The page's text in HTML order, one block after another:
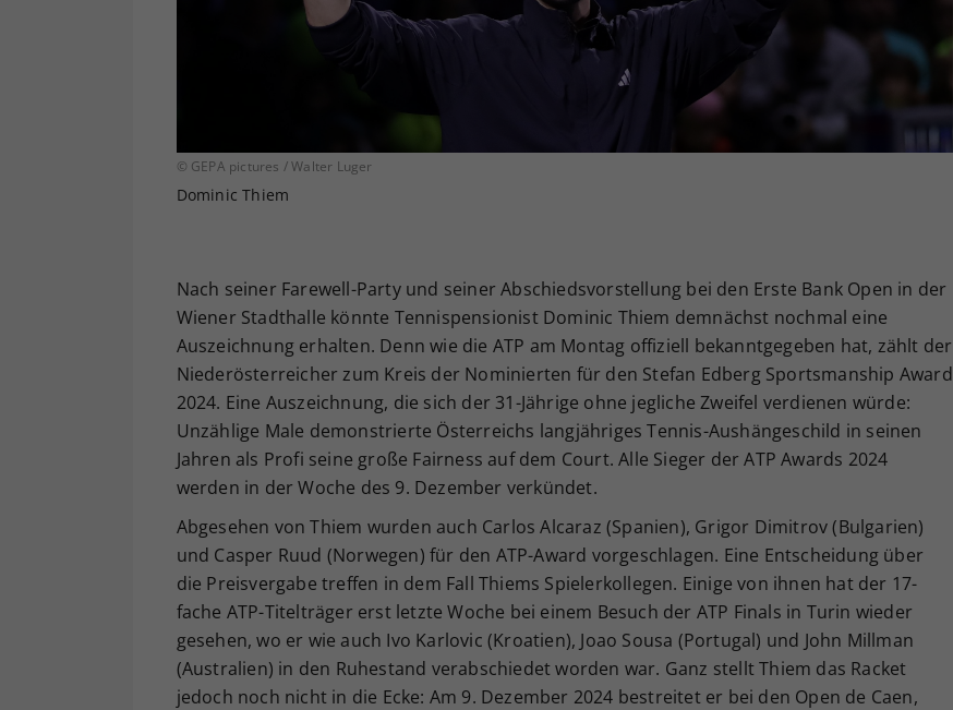
© GEPA pictures / Walter Luger
Dominic Thiem
Nach seiner Farewell-Party und seiner Abschiedsvorstellung bei den Erste Bank Open in der
Wiener Stadthalle könnte Tennispensionist Dominic Thiem demnächst nochmal eine
Auszeichnung erhalten. Denn wie die ATP am Montag offiziell bekanntgegeben hat, zählt der
Niederösterreicher zum Kreis der Nominierten für den Stefan Edberg Sportsmanship Award
2024. Eine Auszeichnung, die sich der 31-Jährige ohne jegliche Zweifel verdienen würde:
Unzählige Male demonstrierte Österreichs langjähriges Tennis-Aushängeschild in seinen
Jahren als Profi seine große Fairness auf dem Court. Alle Sieger der ATP Awards 2024
werden in der Woche des 9. Dezember verkündet.
Abgesehen von Thiem wurden auch Carlos Alcaraz (Spanien), Grigor Dimitrov (Bulgarien)
und Casper Ruud (Norwegen) für den ATP-Award vorgeschlagen. Eine Entscheidung über
die Preisvergabe treffen in dem Fall Thiems Spielerkollegen. Einige von ihnen hat der 17-
fache ATP-Titelträger erst letzte Woche bei einem Besuch der ATP Finals in Turin wieder
gesehen, wo er wie auch Ivo Karlovic (Kroatien), Joao Sousa (Portugal) und John Millman
(Australien) in den Ruhestand verabschiedet worden war. Ganz stellt Thiem das Racket
jedoch noch nicht in die Ecke: Am 9. Dezember 2024 bestreitet er bei den Open de Caen,
Ihrer vorgenommen Einstellungen, falls der
Webseiten-Betreiber dies eingestellt hat.